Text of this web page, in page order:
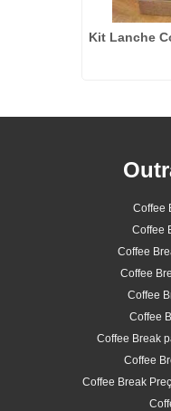
Kit Lanche
Coffee
Coffee
Coffee
Coffee
Coffee
Coffee
Coffee Break
Coffee
Coffee Break